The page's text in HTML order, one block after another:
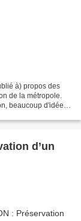
à) propos des
de la métropole.
beaucoup d'idées
d’un